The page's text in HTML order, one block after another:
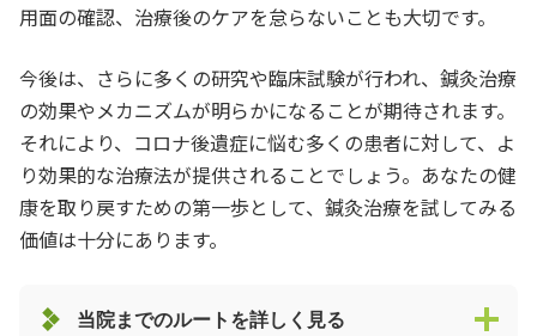
用面の確認、治療後のケアを怠らないことも大切です。
今後は、さらに多くの研究や臨床試験が行われ、鍼灸治療
の効果やメカニズムが明らかになることが期待されます。
それにより、コロナ後遺症に悩む多くの患者に対して、よ
り効果的な治療法が提供されることでしょう。あなたの健
康を取り戻すための第一歩として、鍼灸治療を試してみる
価値は十分にあります。
当院までのルートを詳しく見る